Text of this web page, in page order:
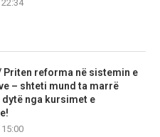
Priten reforma në sistemin e
– shteti mund ta marrë
dytë nga kursimet e